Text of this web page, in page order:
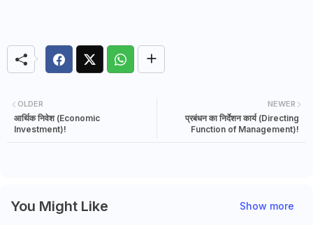
NEWER
प्रबंधन का निर्देशन कार्य (Directing
Function of Management)!
OLDER
आर्थिक निवेश (Economic
Investment)!
You Might Like Show more